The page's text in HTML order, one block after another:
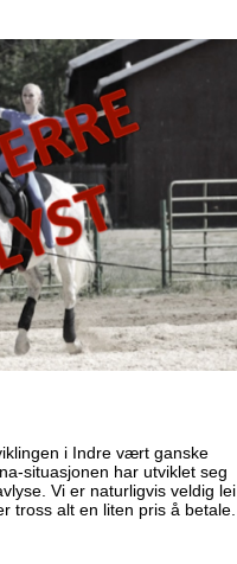
i Indre vært ganske
situasjonen har utviklet seg
Vi er naturligvis veldig lei
tross alt en liten pris å